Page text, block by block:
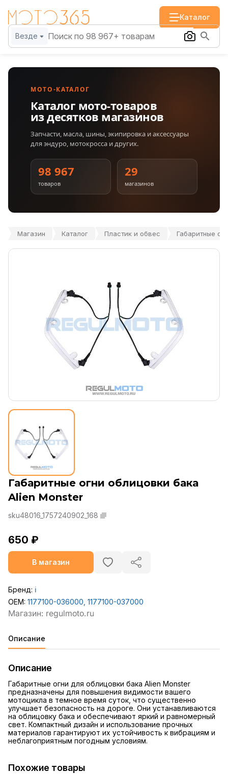
Каталог
Везде
МОТО-КАТАЛОГ
Каталог мото-товаров
из десятков магазинов
Запчасти, масла, шины, экипировка и аксессуары
для эндуро, мотокросса и других.
98 967
товаров
29
магазинов
Магазин Каталог Пластик и обвес Габаритные
Габаритные огни облицовки бака
Alien Monster
sku48016_1757240902_168
650 ₽
В магазин
Бренд: ℹ️
OEM: 1177100-036000, 1177100-037000
Описание
Описание
Габаритные огни для облицовки бака Alien Monster
предназначены для повышения видимости вашего
мотоцикла в темное время суток, что существенно
улучшает безопасность на дороге. Они устанавливаются
на облицовку бака и обеспечивают яркий и равномерный
свет. Компактный дизайн и использование прочных
материалов гарантируют их устойчивость к вибрациям и
неблагоприятным погодным условиям.
Похожие товары